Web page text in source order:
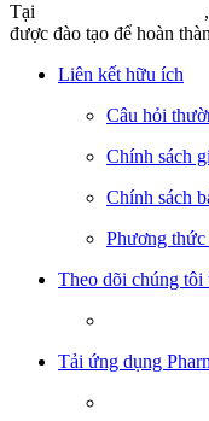
Tại
được đào tạo để hoàn
Liên kết hữu ích
Câu hỏi
Chính sách
Chính sách
Phương thức
Theo dõi chúng tôi
Tải ứng dụng